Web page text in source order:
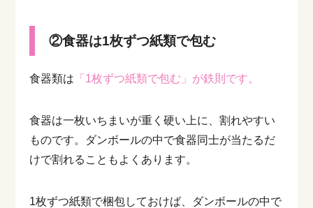
②食器は1枚ずつ紙類で包む
食器類は 「1枚ずつ紙類で包む」が鉄則です。
食器は一枚いちまいが重く硬い上に、割れやすい
ものです。ダンボールの中で食器同士が当たるだ
けで割れることもよくあります。
1枚ずつ紙類で梱包しておけば、ダンボールの中で